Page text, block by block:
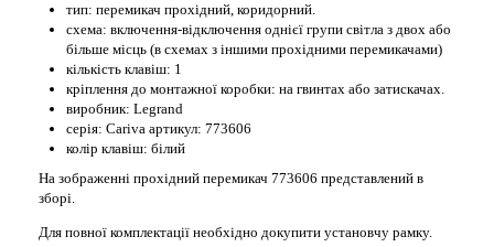
тип: перемикач прохідний, коридорний.
схема: включення-відключення однієї групи світла з двох або
більше місць (в схемах з іншими прохідними перемикачами)
кількість клавіш: 1
кріплення до монтажної коробки: на гвинтах або затискачах.
виробник: Legrand
серія: Cariva артикул: 773606
колір клавіш: білий
На зображенні прохідний перемикач 773606 представлений в
зборі.
Для повної комплектації необхідно докупити установчу рамку.